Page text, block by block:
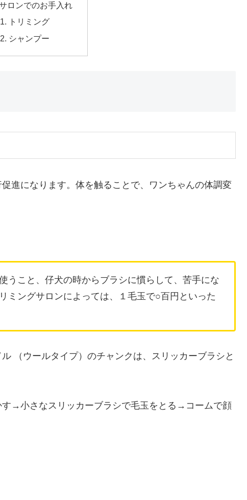
ロンでのお手入れ
トリミング
シャンプー
進になります。体を触ることで、ワンちゃんの体調変
うこと、仔犬の時からブラシに慣らして、苦手にな
ミングサロンによっては、１毛玉で○百円といった
（ウールタイプ）のチャンクは、スリッカーブラシと
す→小さなスリッカーブラシで毛玉をとる→コームで顔